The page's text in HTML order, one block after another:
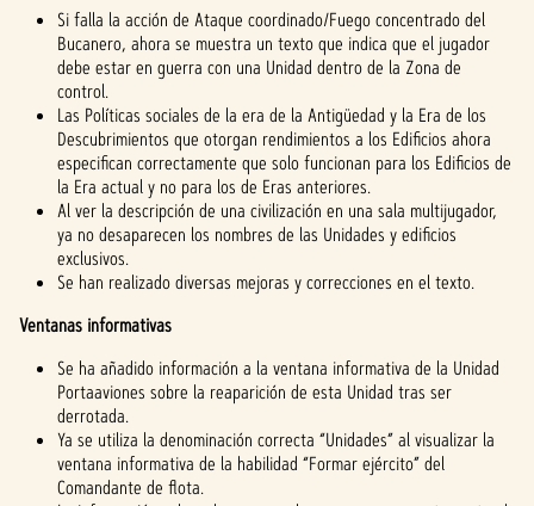
Si falla la acción de Ataque coordinado/Fuego concentrado del
Bucanero, ahora se muestra un texto que indica que el jugador
debe estar en guerra con una Unidad dentro de la Zona de
control.
Las Políticas sociales de la era de la Antigüedad y la Era de los
Descubrimientos que otorgan rendimientos a los Edificios ahora
especifican correctamente que solo funcionan para los Edificios de
la Era actual y no para los de Eras anteriores.
Al ver la descripción de una civilización en una sala multijugador,
ya no desaparecen los nombres de las Unidades y edificios
exclusivos.
Se han realizado diversas mejoras y correcciones en el texto.
Ventanas informativas
Se ha añadido información a la ventana informativa de la Unidad
Portaaviones sobre la reaparición de esta Unidad tras ser
derrotada.
Ya se utiliza la denominación correcta “Unidades” al visualizar la
ventana informativa de la habilidad “Formar ejército” del
Comandante de flota.